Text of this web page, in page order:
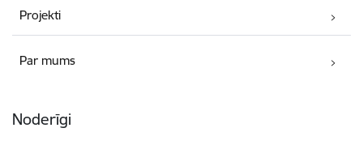
Projekti
Par mums
Noderīgi